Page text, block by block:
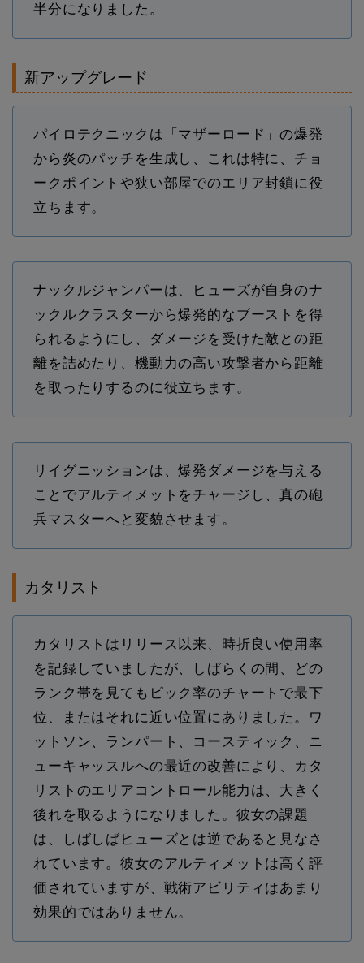
半分になりました。
新アップグレード
パイロテクニックは「マザーロード」の爆発
から炎のパッチを生成し、これは特に、チョ
ークポイントや狭い部屋でのエリア封鎖に役
立ちます。
ナックルジャンパーは、ヒューズが自身のナ
ックルクラスターから爆発的なブーストを得
られるようにし、ダメージを受けた敵との距
離を詰めたり、機動力の高い攻撃者から距離
を取ったりするのに役立ちます。
リイグニッションは、爆発ダメージを与える
ことでアルティメットをチャージし、真の砲
兵マスターへと変貌させます。
カタリスト
カタリストはリリース以来、時折良い使用率
を記録していましたが、しばらくの間、どの
ランク帯を見てもピック率のチャートで最下
位、またはそれに近い位置にありました。ワ
ットソン、ランパート、コースティック、ニ
ューキャッスルへの最近の改善により、カタ
リストのエリアコントロール能力は、大きく
後れを取るようになりました。彼女の課題
は、しばしばヒューズとは逆であると見なさ
れています。彼女のアルティメットは高く評
価されていますが、戦術アビリティはあまり
効果的ではありません。